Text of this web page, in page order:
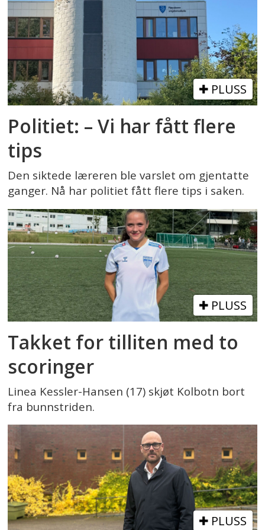
PLUSS
Politiet: – Vi har fått flere
tips
Den siktede læreren ble varslet om gjentatte
ganger. Nå har politiet fått flere tips i saken.
PLUSS
Takket for tilliten med to
scoringer
Linea Kessler-Hansen (17) skjøt Kolbotn bort
fra bunnstriden.
PLUSS